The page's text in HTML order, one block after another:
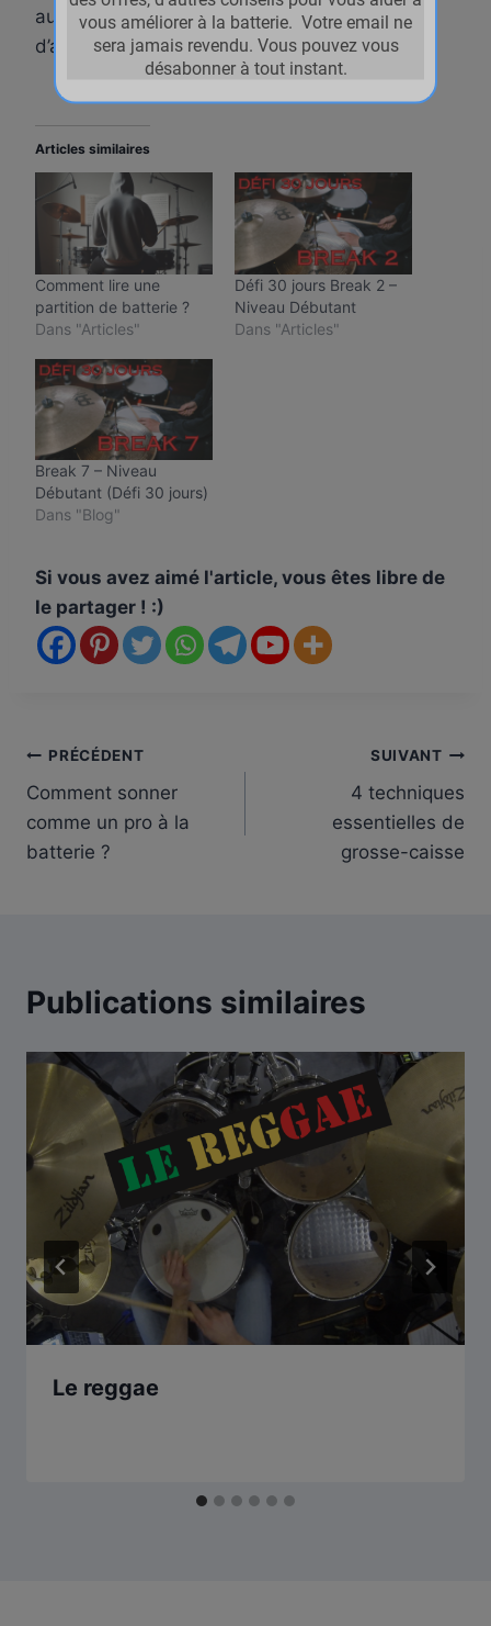
autour de vous pour aider un maximum
d’apprentis batteurs à découvrir ces rythmes.
Articles similaires
Comment lire une
partition de batterie ?
Dans "Articles"
Défi 30 jours Break 2 –
Niveau Débutant
Dans "Articles"
Break 7 – Niveau
Débutant (Défi 30 jours)
Dans "Blog"
Si vous avez aimé l'article, vous êtes libre de
le partager ! :)
Navigation
de
l’article
PRÉCÉDENT
Comment sonner
comme un pro à la
batterie ?
SUIVANT
4 techniques
essentielles de
grosse-caisse
Publications similaires
Le reggae